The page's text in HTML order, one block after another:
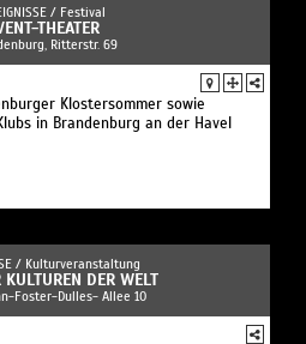
/ Festival
THEATER
Ritterstr. 69
Klostersommer sowie
in Brandenburg an der Havel
/ Kulturveranstaltung
KULTUREN DER WELT
Foster-Dulles- Allee 10